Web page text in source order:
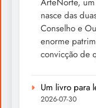
nasce das
Conselho e
enorme
convicção de
Um livro para
2026-07-30